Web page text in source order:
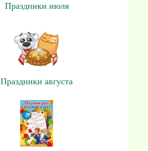
Праздники июля
Праздники августа